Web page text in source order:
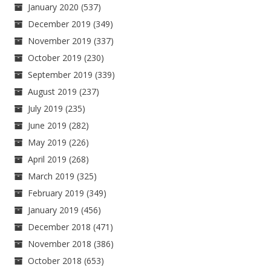
January 2020 (537)
December 2019 (349)
November 2019 (337)
October 2019 (230)
September 2019 (339)
August 2019 (237)
July 2019 (235)
June 2019 (282)
May 2019 (226)
April 2019 (268)
March 2019 (325)
February 2019 (349)
January 2019 (456)
December 2018 (471)
November 2018 (386)
October 2018 (653)